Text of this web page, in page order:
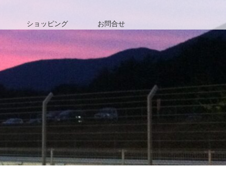
ショッピング お問合せ